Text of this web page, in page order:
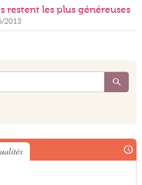
restent les plus généreuses
2013